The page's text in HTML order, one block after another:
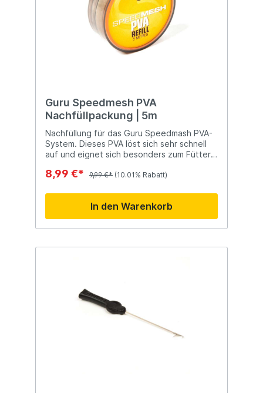
Guru Speedmesh PVA
Nachfüllpackung | 5m
Nachfüllung für das Guru Speedmash PVA-
System. Dieses PVA löst sich sehr schnell
auf und eignet sich besonders zum Füttern
Herstellung von Sticks verwenden.
8,99 €* 9,99 €* (10.01% Rabatt)
In den Warenkorb